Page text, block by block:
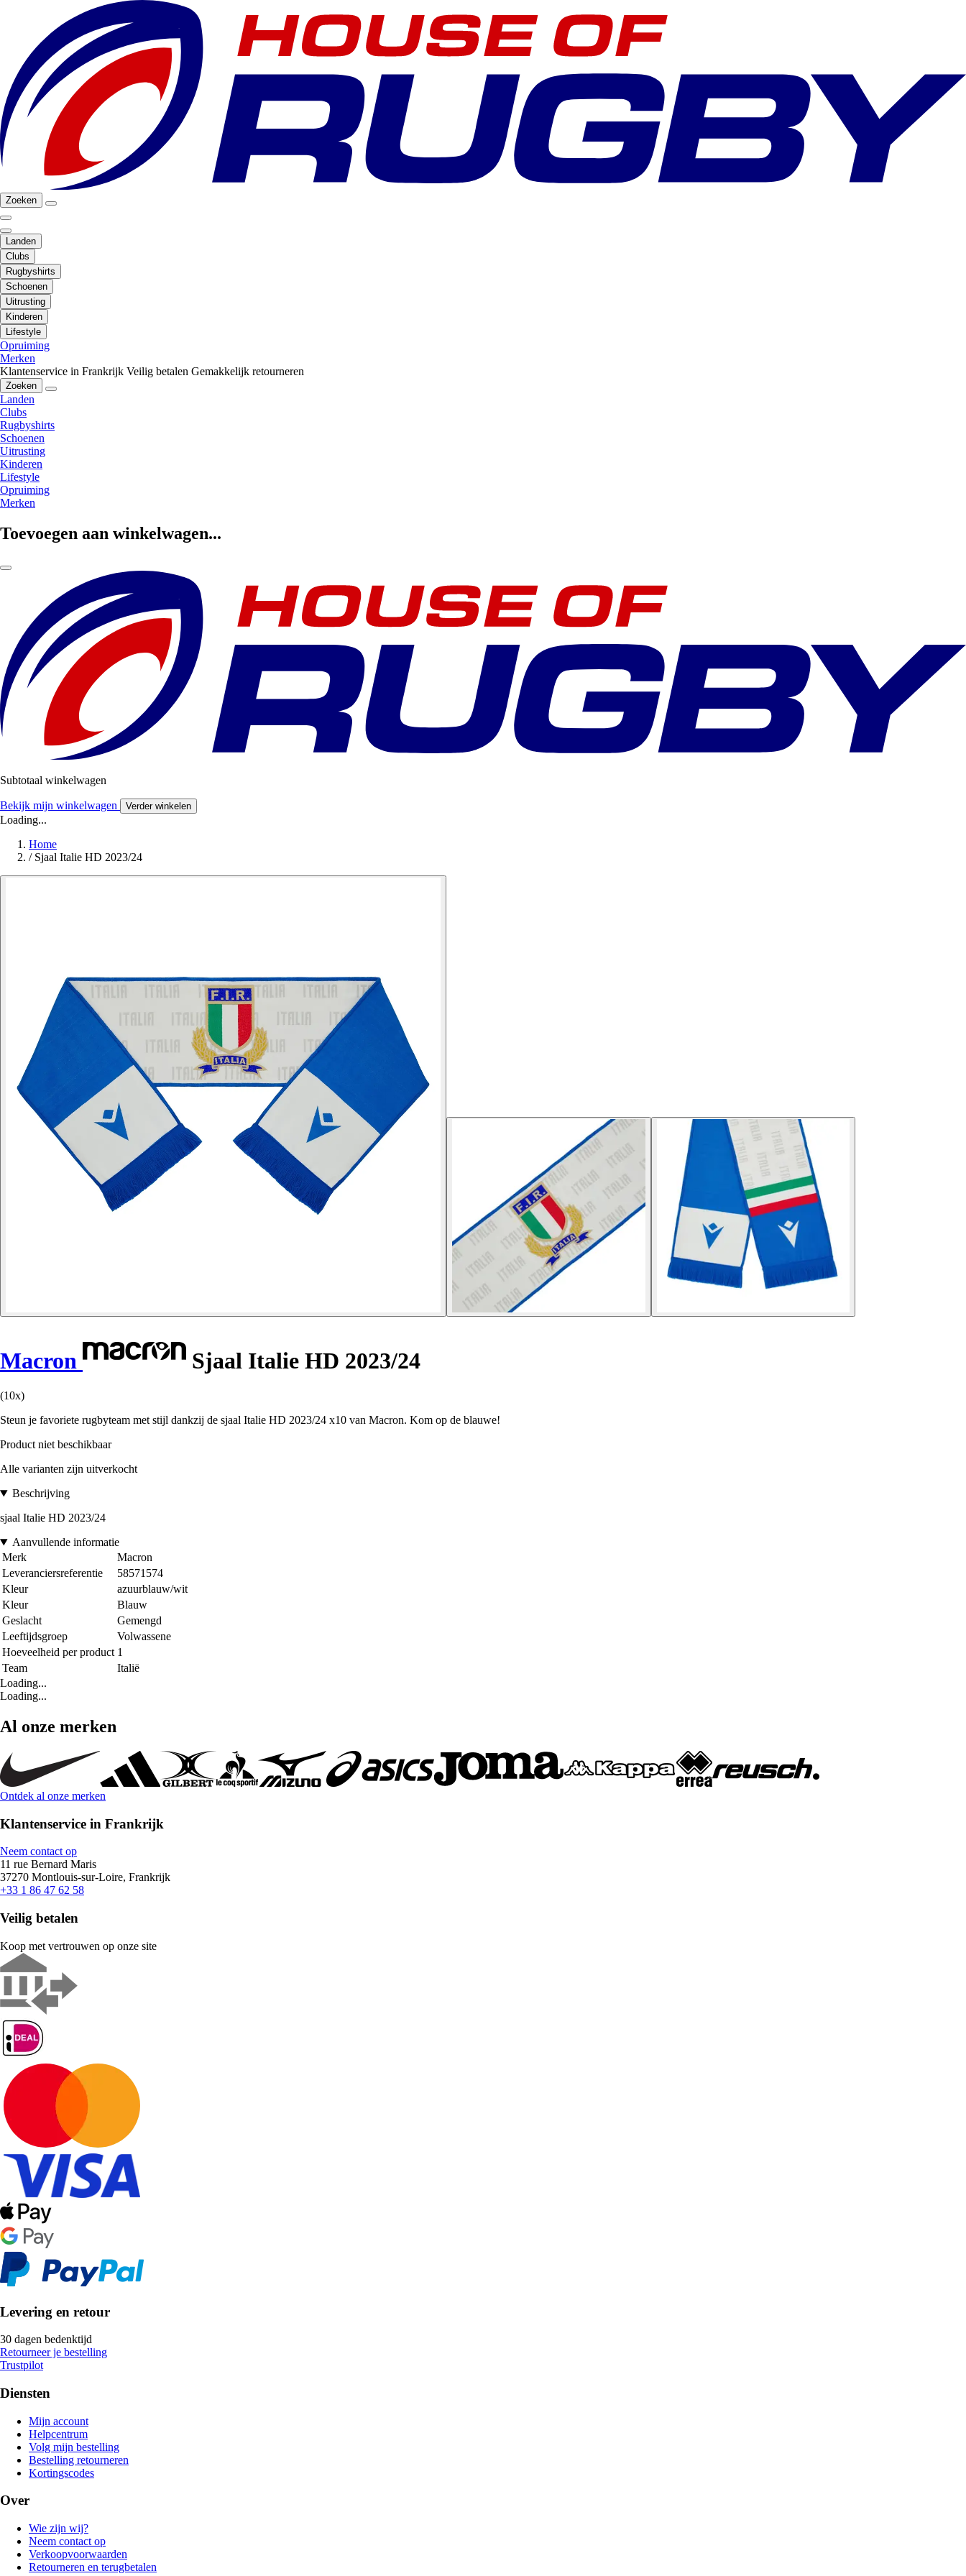
Zoeken
Landen
Clubs
Rugbyshirts
Schoenen
Uitrusting
Kinderen
Lifestyle
Opruiming
Merken
Klantenservice in Frankrijk Veilig betalen Gemakkelijk retourneren
Zoeken
Landen
Clubs
Rugbyshirts
Schoenen
Uitrusting
Kinderen
Lifestyle
Opruiming
Merken
Toevoegen aan winkelwagen...
Subtotaal winkelwagen
Bekijk mijn winkelwagen Verder winkelen
Loading...
Home
/ Sjaal Italie HD 2023/24
Macron Sjaal Italie HD 2023/24
(10x)
Steun je favoriete rugbyteam met stijl dankzij de sjaal Italie HD 2023/24 x10 van Macron. Kom op de blauwe!
Product niet beschikbaar
Alle varianten zijn uitverkocht
Beschrijving
sjaal Italie HD 2023/24
Aanvullende informatie
Merk
Macron
Leveranciersreferentie
58571574
Kleur
azuurblauw/wit
Kleur
Blauw
Geslacht
Gemengd
Leeftijdsgroep
Volwassene
Hoeveelheid per product 1
Team
Italië
Loading...
Loading...
Al onze merken
Ontdek al onze merken
Klantenservice in Frankrijk
Neem contact op
11 rue Bernard Maris
37270 Montlouis-sur-Loire, Frankrijk
+33 1 86 47 62 58
Veilig betalen
Koop met vertrouwen op onze site
Levering en retour
30 dagen bedenktijd
Retourneer je bestelling
Trustpilot
Diensten
Mijn account
Helpcentrum
Volg mijn bestelling
Bestelling retourneren
Kortingscodes
Over
Wie zijn wij?
Neem contact op
Verkoopvoorwaarden
Retourneren en terugbetalen